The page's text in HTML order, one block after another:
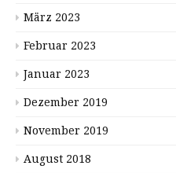
März 2023
Februar 2023
Januar 2023
Dezember 2019
November 2019
August 2018